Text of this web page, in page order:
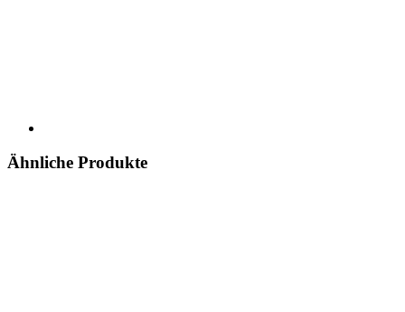
Ähnliche Produkte